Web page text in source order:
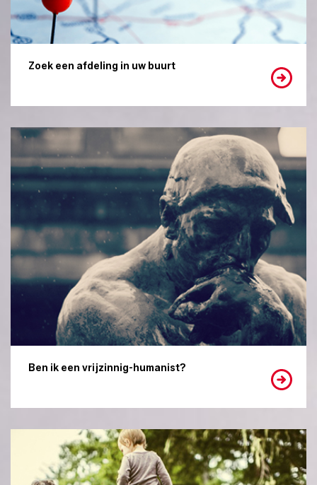
Zoek een afdeling in uw buurt
Ben ik een vrijzinnig-humanist?